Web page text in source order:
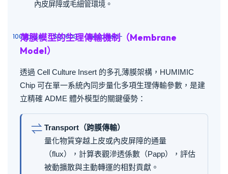
內皮屏障或毛細管環境。
薄膜模型的生理傳輸機制（Membrane
Model）
透過 Cell Culture Insert 的多孔薄膜架構，HUMIMIC
Chip 可在單一系統內同步量化多項生理傳輸參數，是建
立精確 ADME 體外模型的關鍵優勢：
⇌ Transport（跨膜傳輸）
量化物質穿越上皮或內皮屏障的通量
（flux），計算表觀滲透係數（Papp），評估
被動擴散與主動轉運的相對貢獻。